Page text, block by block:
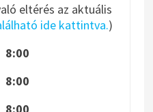
eltérés az aktuális
ide kattintva.)
8:00
8:00
8:00